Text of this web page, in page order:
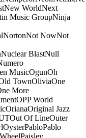
New WorldNext
Music GroupNinja
NortonNot NowNot
Nuclear BlastNull
MusicOgunOh
TownOliviaOne
More
OPP World
OrianaOriginal Jazz
Out Of LineOuter
OysterPabloPablo